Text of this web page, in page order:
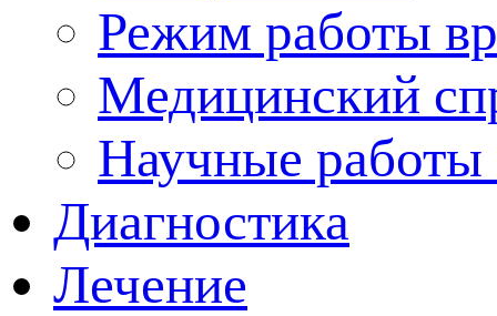
Режим работы
Медицинский
Научные работы
Диагностика
Лечение